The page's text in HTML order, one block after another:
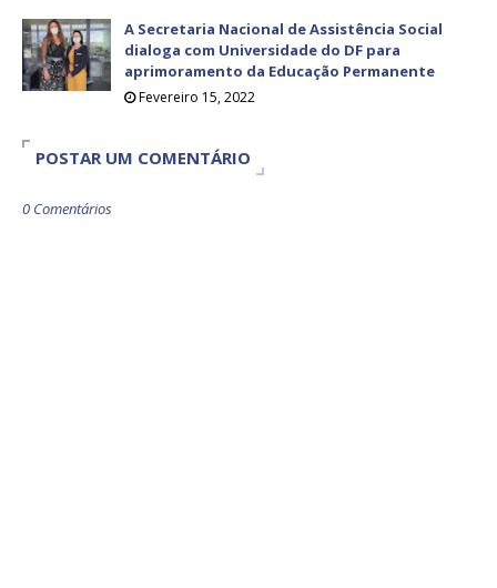
A Secretaria Nacional de Assistência Social
dialoga com Universidade do DF para
aprimoramento da Educação Permanente
Fevereiro 15, 2022
POSTAR UM COMENTÁRIO
0 Comentários